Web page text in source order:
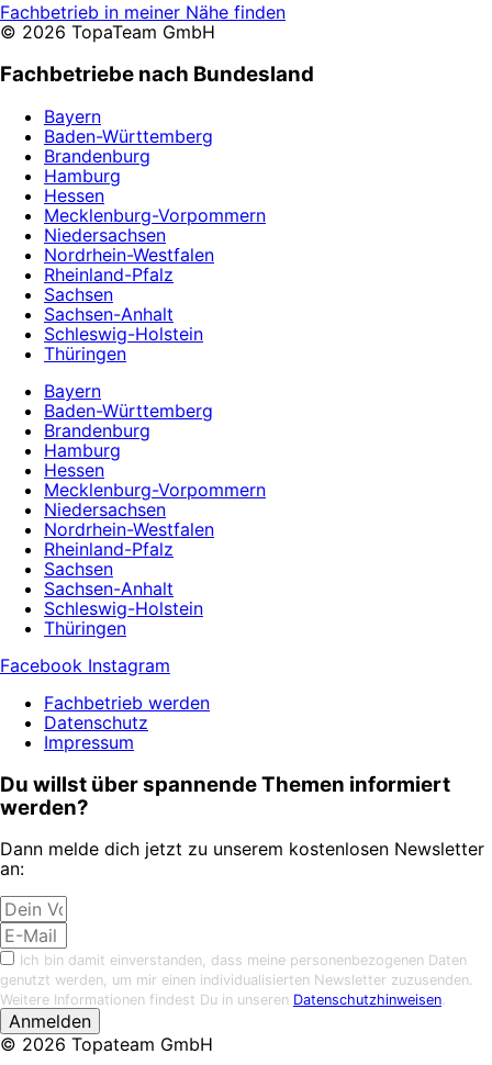
Fachbetrieb in meiner Nähe finden
© 2026 TopaTeam GmbH
Fachbetriebe nach Bundesland
Bayern
Baden-Württemberg
Brandenburg
Hamburg
Hessen
Mecklenburg-Vorpommern
Niedersachsen
Nordrhein-Westfalen
Rheinland-Pfalz
Sachsen
Sachsen-Anhalt
Schleswig-Holstein
Thüringen
Bayern
Baden-Württemberg
Brandenburg
Hamburg
Hessen
Mecklenburg-Vorpommern
Niedersachsen
Nordrhein-Westfalen
Rheinland-Pfalz
Sachsen
Sachsen-Anhalt
Schleswig-Holstein
Thüringen
Facebook Instagram
Fachbetrieb werden
Datenschutz
Impressum
Du willst über spannende Themen informiert
werden?
Dann melde dich jetzt zu unserem kostenlosen Newsletter
an:
Ich bin damit einverstanden, dass meine personenbezogenen Daten
genutzt werden, um mir einen individualisierten Newsletter zuzusenden.
Weitere Informationen findest Du in unseren Datenschutzhinweisen.
Anmelden
© 2026 Topateam GmbH